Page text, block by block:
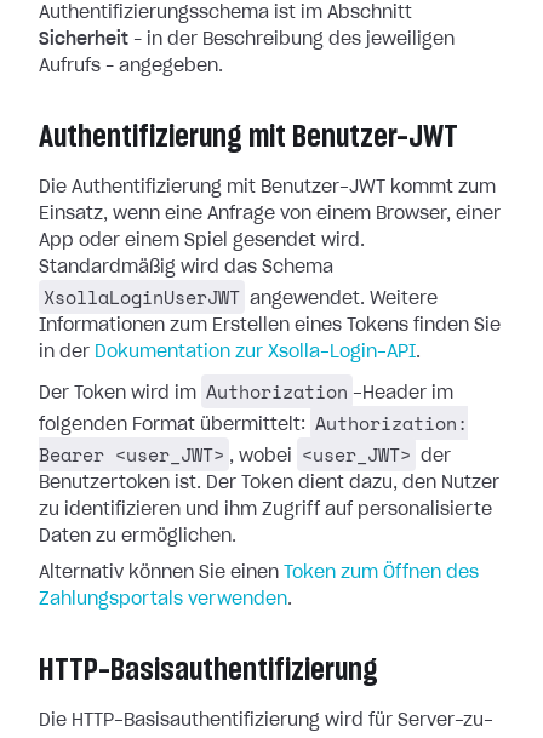
Authentifizierungsschema ist im Abschnitt
Sicherheit – in der Beschreibung des jeweiligen
Aufrufs – angegeben.
Authentifizierung mit Benutzer-JWT
Die Authentifizierung mit Benutzer-JWT kommt zum
Einsatz, wenn eine Anfrage von einem Browser, einer
App oder einem Spiel gesendet wird.
Standardmäßig wird das Schema
XsollaLoginUserJWT angewendet. Weitere
Informationen zum Erstellen eines Tokens finden Sie
in der Dokumentation zur Xsolla-Login-API.
Der Token wird im Authorization -Header im
folgenden Format übermittelt:
Authorization:
Bearer <user_JWT> , wobei <user_JWT>
der
Benutzertoken ist. Der Token dient dazu, den Nutzer
zu identifizieren und ihm Zugriff auf personalisierte
Daten zu ermöglichen.
Alternativ können Sie einen
Token zum Öffnen des
Zahlungsportals verwenden.
HTTP-Basisauthentifizierung
Die HTTP-Basisauthentifizierung wird für Server-zu-